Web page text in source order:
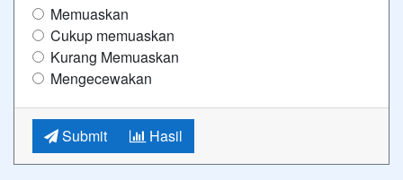
Memuaskan
Cukup memuaskan
Kurang Memuaskan
Mengecewakan
Submit Hasil